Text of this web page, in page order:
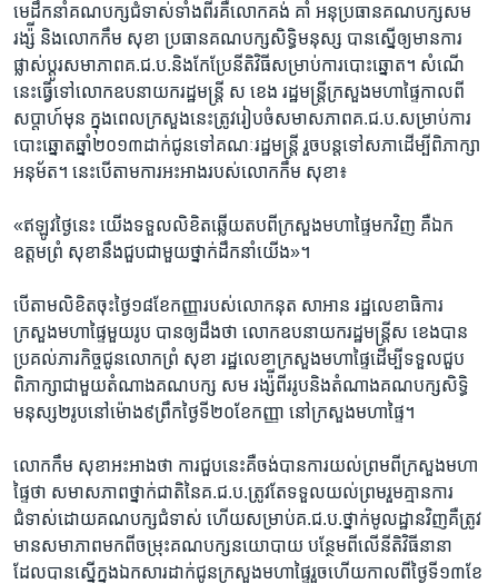
មេដឹកនាំ​គណបក្ស​ជំទាស់​ទាំងពីរ​គឺ​លោក​គង់ គាំ​ អនុប្រធាន​គណបក្ស​សម
រង្ស៉ី​ និង​លោកកឹម សុខា​ ប្រធាន​គណបក្ស​សិទ្ធិ​មនុស្ស ​បានស្នើ​ឲ្យ​មាន​ការ​
ផ្លាស់ប្តូរ​សមាភាព​គ.ជ.ប.​និង​កែប្រែ​នីតិវិធី​សម្រាប់​ការ​បោះឆ្នោត។ សំណើ​
នេះ​ធ្វើ​ទៅ​លោក​ឧបនាយក​រដ្ឋមន្ត្រី​ ស ខេង​ រដ្ឋមន្ត្រី​ក្រសួង​មហាផ្ទៃ​កាលពី​
សប្តាហ៍​មុន​ ក្នុងពេល​ក្រសួង​នេះ​ត្រូវ​រៀបចំ​សមាសភាព​គ.ជ.ប.​សម្រាប់​ការ​
បោះឆ្នោត​ឆ្នាំ២០១៣​ដាក់ជូន​ទៅ​គណៈ​រដ្ឋមន្ត្រី​ រួចបន្ត​ទៅសភា​ដើម្បី​ពិភាក្សា​
អនុម័ត។ ​នេះ​បើតាម​ការ​អះអាង​របស់​លោក​កឹម សុខា៖​
«ឥឡូវ​ថ្ងៃ​នេះ​ យើង​ទទួល​លិខិត​ឆ្លើយតប​ពីក្រសួង​មហាផ្ទៃ​មក​វិញ​ គឺ​ឯក
ឧត្តមព្រំ សុខា​នឹង​ជួប​ជាមួយ​ថ្នាក់ដឹក​នាំ​យើង»។​
បើតាម​លិខិត​ចុះ​ថ្ងៃ១៨​ខែ​កញ្ញា​របស់លោក​នុត ​សាអាន​ រដ្ឋលេខាធិការ​
ក្រសួង​មហាផ្ទៃ​មួយរូប​ បាន​ឲ្យ​ដឹង​ថា​ លោក​ឧបនាយក​រដ្ឋមន្ត្រី​ស ខេង​បាន​
ប្រគល់​ភារកិច្ច​ជូន​លោកព្រំ សុខា​ រដ្ឋលេខា​ក្រសួង​មហាផ្ទៃ​ដើម្បី​ទទួល​ជួប​
ពិភាក្សា​ជាមួយ​តំណាង​គណបក្ស​ សម រង្ស៉ី​ពីរ​រូប​និង​តំណាង​គណបក្ស​សិទ្ធិ​
មនុស្ស​២រូប​នៅម៉ោង​៩ព្រឹក​ថ្ងៃទី២០​ខែ​កញ្ញា​ នៅក្រសួង​មហាផ្ទៃ។​
លោកកឹម សុខា​អះអាង​ថា​ ការ​ជួប​នេះ​គឺ​ចង់​បាន​ការ​យល់ព្រម​ពីក្រសួង​មហា​
ផ្ទៃ​ថា​ សមាស​ភាព​ថ្នាក់ជាតិ​នៃ​គ.ជ.ប.​ត្រូវតែ​ទទួល​យល់​ព្រម​រួម​គ្មាន​ការ​
ជំទាស់​ដោយ​គណបក្ស​ជំទាស់​ ហើយ​សម្រាប់​គ.ជ.ប.ថ្នាក់​មូលដ្ឋាន​វិញ​គឺ​ត្រូវ​
មាន​សមាភាព​មក​ពី​ចម្រុះ​គណបក្ស​នយោបាយ បន្ថែម​ពី​លើ​នីតិវិធី​នានា​
ដែល​បាន​ស្នើក្នុង​ឯកសារ​ដាក់ជូន​ក្រសួង​មហាផ្ទៃ​រួច​ហើយ​កាលពី​ថ្ងៃ​ទី១៣​ខែ​